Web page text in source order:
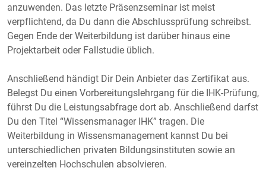
anzuwenden. Das letzte Präsenzseminar ist meist
verpflichtend, da Du dann die Abschlussprüfung schreibst.
Gegen Ende der Weiterbildung ist darüber hinaus eine
Projektarbeit oder Fallstudie üblich.
Anschließend händigt Dir Dein Anbieter das Zertifikat aus.
Belegst Du einen Vorbereitungslehrgang für die IHK-Prüfung,
führst Du die Leistungsabfrage dort ab. Anschließend darfst
Du den Titel “Wissensmanager IHK” tragen. Die
Weiterbildung in Wissensmanagement kannst Du bei
unterschiedlichen privaten Bildungsinstituten sowie an
vereinzelten Hochschulen absolvieren.